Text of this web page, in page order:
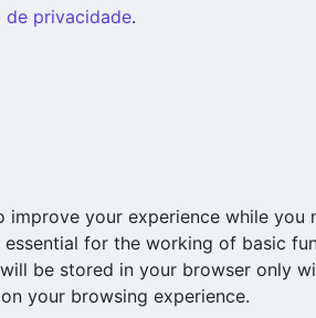
de privacidade.
improve your experience while
for the working of basic
be stored in your browser only
your browsing experience.